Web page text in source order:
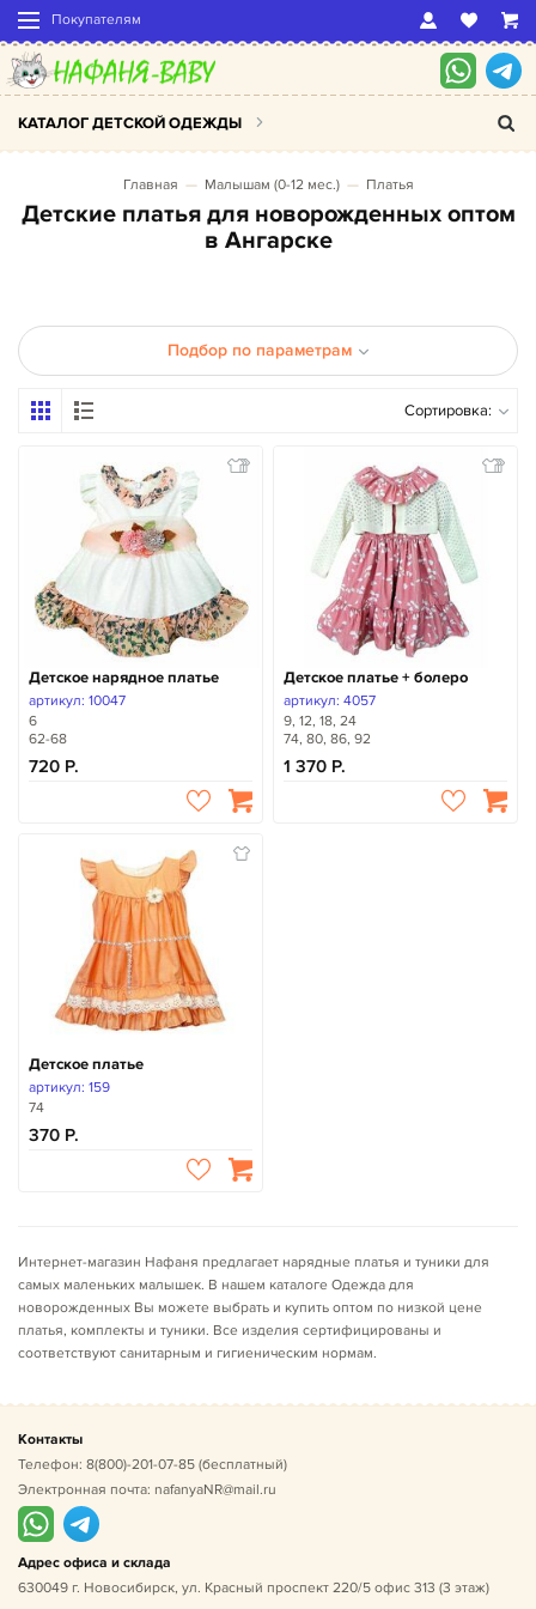
Покупателям
КАТАЛОГ ДЕТСКОЙ ОДЕЖДЫ
Главная Малышам (0-12 мес.) Платья
Детские платья для новорожденных оптом
в Ангарске
Подбор по параметрам
Сортировка:
Детское нарядное платье
артикул: 10047
6
62-68
720
Детское платье + болеро
артикул: 4057
9, 12, 18, 24
74, 80, 86, 92
1 370
Детское платье
артикул: 159
74
370
Интернет-магазин Нафаня предлагает нарядные платья и туники для
самых маленьких малышек. В нашем каталоге Одежда для
новорожденных Вы можете выбрать и купить оптом по низкой цене
платья, комплекты и туники. Все изделия сертифицированы и
соответствуют санитарным и гигиеническим нормам.
Контакты
Телефон: 8(800)-201-07-85 (бесплатный)
Электронная почта: nafanyaNR@mail.ru
Адрес офиса и склада
630049 г. Новосибирск, ул. Красный проспект 220/5 офис 313 (3 этаж)